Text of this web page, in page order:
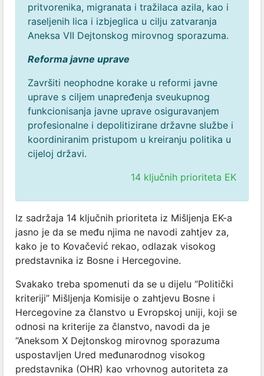
pritvorenika, migranata i tražilaca azila, kao i
raseljenih lica i izbjeglica u cilju zatvaranja
Aneksa VII Dejtonskog mirovnog sporazuma.
Reforma javne uprave
Završiti neophodne korake u reformi javne
uprave s ciljem unapređenja sveukupnog
funkcionisanja javne uprave osiguravanjem
profesionalne i depolitizirane državne službe i
koordiniranim pristupom u kreiranju politika u
cijeloj državi.
14 ključnih prioriteta EK
Iz sadržaja 14 ključnih prioriteta iz Mišljenja EK-a
jasno je da se među njima ne navodi zahtjev za,
kako je to Kovačević rekao, odlazak visokog
predstavnika iz Bosne i Hercegovine.
Svakako treba spomenuti da se u dijelu “Politički
kriteriji” Mišljenja Komisije o zahtjevu Bosne i
Hercegovine za članstvo u Evropskoj uniji, koji se
odnosi na kriterije za članstvo, navodi da je
“Aneksom X Dejtonskog mirovnog sporazuma
uspostavljen Ured međunarodnog visokog
predstavnika (OHR) kao vrhovnog autoriteta za